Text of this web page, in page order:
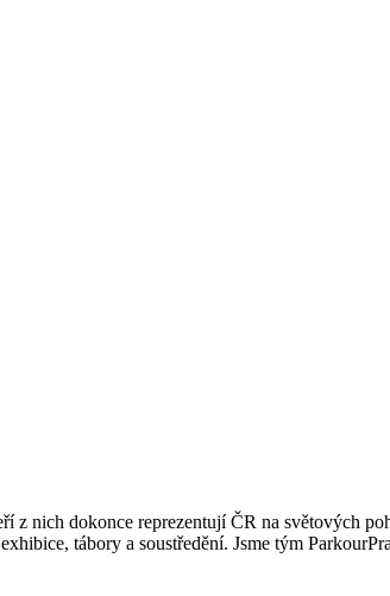
nich dokonce reprezentují ČR na světových
tábory a soustředění. Jsme tým